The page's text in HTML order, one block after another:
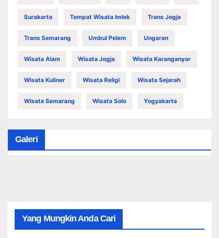
Surakarta Tempat Wisata Imlek Trans Jogja
Trans Semarang Umbul Pelem Ungaran
Wisata Alam Wisata Jogja Wisata Karanganyar
Wisata Kuliner Wisata Religi Wisata Sejarah
Wisata Semarang Wisata Solo Yogyakarta
Galeri
Yang Mungkin Anda Cari